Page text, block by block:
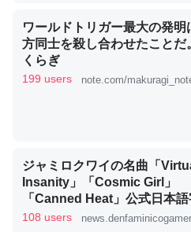
これを元に考えるとカルシウ
類は苦労してるんだな…。腹
いのか」に関する新仮説
ワールドトリガー最大の発明
方同士を殺し合わせたことだ
くらぎ
199 users note.com/
ジャミロクワイの名曲「
Insanity」「Cosmic Girl」
「Canned Heat」公式日本
きMVがいきなり公開！「
108 users